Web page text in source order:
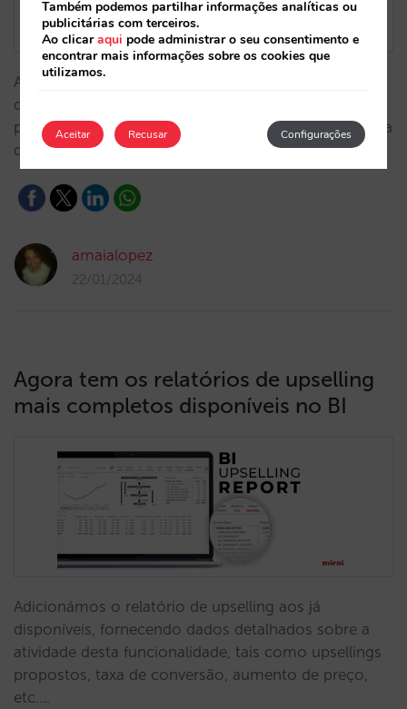
Agora pode ver a evolução de cada fonte/meio,
combiná-los com mais de 50 variáveis e segmentar
por fonte/meio do seu interesse na nossa plataforma
de BI.…
amaialopez
22/01/2024
Agora tem os relatórios de upselling
mais completos disponíveis no BI
Adicionámos o relatório de upselling aos já
disponíveis, fornecendo dados detalhados sobre a
atividade desta funcionalidade, tais como upsellings
propostos, taxa de conversão, aumento de preço,
etc.…
Também podemos partilhar informações analíticas ou
publicitárias com terceiros.
Ao clicaraqui pode administrar o seu consentimento e
encontrar mais informações sobre os cookies que
utilizamos.
Aceitar Configurações
Recusar